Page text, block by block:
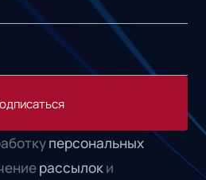
персональных
рассылоки